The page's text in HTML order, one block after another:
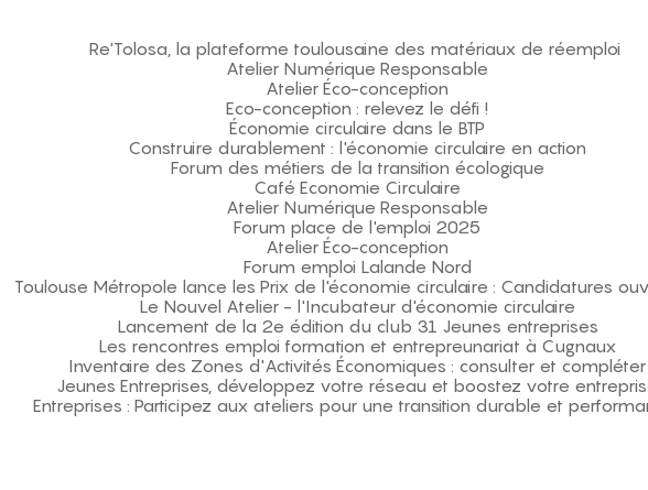
Re'Tolosa, la plateforme toulousaine des matériaux de réemploi
Atelier Numérique Responsable
Atelier Éco-conception
Eco-conception : relevez le défi !
Économie circulaire dans le BTP
Construire durablement : l'économie circulaire en action
Forum des métiers de la transition écologique
Café Economie Circulaire
Atelier Numérique Responsable
Forum place de l'emploi 2025
Atelier Éco-conception
Forum emploi Lalande Nord
Toulouse Métropole lance les Prix de l'économie circulaire : Candidatures
Le Nouvel Atelier - l'Incubateur d'économie circulaire
Lancement de la 2e édition du club 31 Jeunes entreprises
Les rencontres emploi formation et entrepreunariat à Cugnaux
Inventaire des Zones d'Activités Économiques : consulter et compléter
Jeunes Entreprises, développez votre réseau et boostez votre
Entreprises : Participez aux ateliers pour une transition durable et